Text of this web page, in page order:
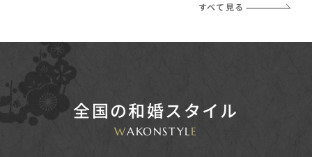
すべて見る
全国の和婚スタイル
WAKONSTYLE